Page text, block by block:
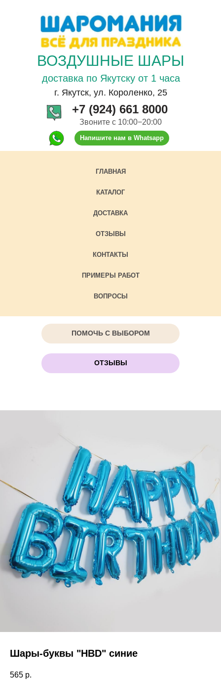
ВОЗДУШНЫЕ ШАРЫ
доставка по Якутску от 1 часа
г. Якутск, ул. Короленко, 25
+7 (924) 661 8000
Напишите нам в Whatsapp
Звоните с 10:00−20:00
ГЛАВНАЯ
КАТАЛОГ
ДОСТАВКА
ОТЗЫВЫ
КОНТАКТЫ
ПРИМЕРЫ РАБОТ
ВОПРОСЫ
ПОМОЧЬ С ВЫБОРОМ
ОТЗЫВЫ
Шары-буквы "HBD" синие
565 р.